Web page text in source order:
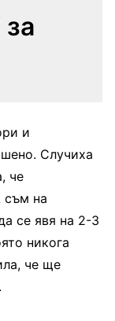
и
Случиха
че
съм на
се явя на 2-3
никога
че ще